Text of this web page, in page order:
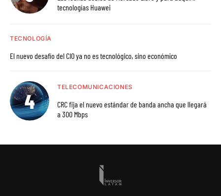
tecnologías Huawei
TECNOLOGÍA
El nuevo desafío del CIO ya no es tecnológico, sino económico
TELECOMUNICACIONES
CRC fija el nuevo estándar de banda ancha que llegará
a 300 Mbps